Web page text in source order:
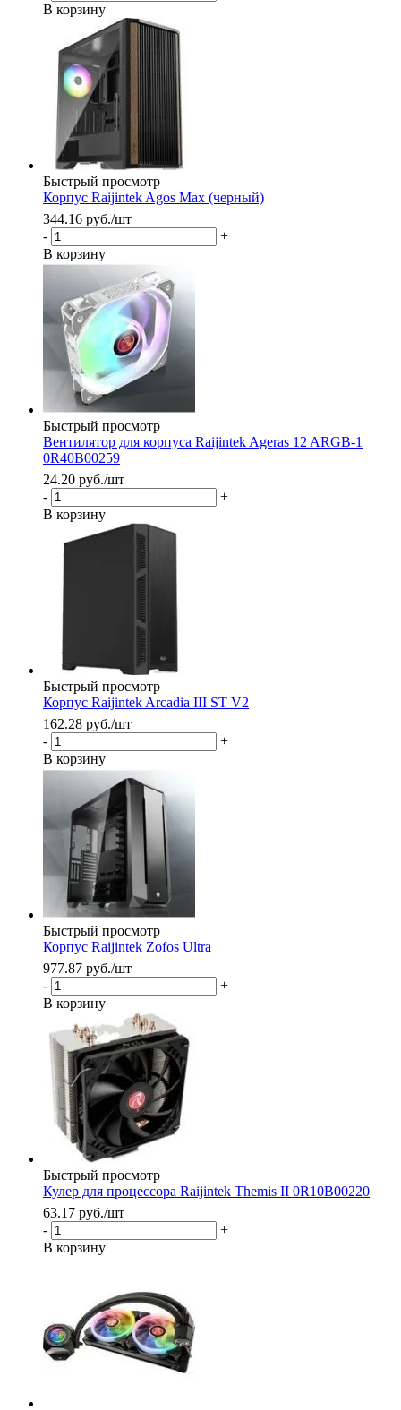
В корзину
Быстрый просмотр
Корпус Raijintek Agos Max (черный)
344.16 руб./шт
-
+
В корзину
Быстрый просмотр
Вентилятор для корпуса Raijintek Ageras 12 ARGB-1
0R40B00259
24.20 руб./шт
-
+
В корзину
Быстрый просмотр
Корпус Raijintek Arcadia III ST V2
162.28 руб./шт
-
+
В корзину
Быстрый просмотр
Корпус Raijintek Zofos Ultra
977.87 руб./шт
-
+
В корзину
Быстрый просмотр
Кулер для процессора Raijintek Themis II 0R10B00220
63.17 руб./шт
-
+
В корзину